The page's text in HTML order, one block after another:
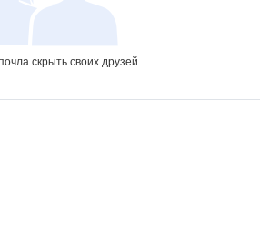
скрыть своих друзей